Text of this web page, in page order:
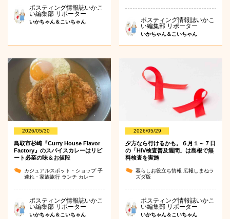
ポスティング情報誌いかこ
い編集部 リポーター
いかちゃん＆こいちゃん
ポスティング情報誌いかこ
い編集部 リポーター
いかちゃん＆こいちゃん
2026/05/30
鳥取市杉崎『Curry House Flavor
Factory』のスパイスカレーはリピ
ート必至の味＆お値段
カジュアルスポット・ショップ子
連れ・家族旅行 ランチ カレー
ポスティング情報誌いかこ
い編集部 リポーター
いかちゃん＆こいちゃん
2026/05/29
夕方なら行けるかも。６月１～７日
の「HIV検査普及週間」は島根で無
料検査を実施
暮らしお役立ち情報 広報しまねラ
ズダ版
ポスティング情報誌いかこ
い編集部 リポーター
いかちゃん＆こいちゃん